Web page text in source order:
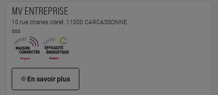
MV ENTREPRISE
10 rue charles claret, 11000 CARCASSONNE
sss
En savoir plus